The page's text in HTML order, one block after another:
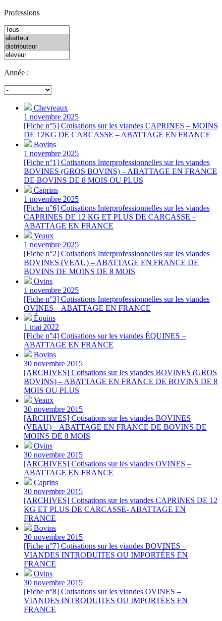
Professions
Année :
Chevreaux
1 novembre 2025
[Fiche n°5] Cotisations sur les viandes CAPRINES – MOINS
DE 12KG DE CARCASSE – ABATTAGE EN FRANCE
Bovins
1 novembre 2025
[Fiche n°1] Cotisations Interprofessionnelles sur les viandes
BOVINES (GROS BOVINS) – ABATTAGE EN FRANCE
DE BOVINS DE 8 MOIS OU PLUS
Caprins
1 novembre 2025
[Fiche n°6] Cotisations Interprofessionnelles sur les viandes
CAPRINES DE 12 KG ET PLUS DE CARCASSE –
ABATTAGE EN FRANCE
Veaux
1 novembre 2025
[Fiche n°2] Cotisations Interprofessionnelles sur les viandes
BOVINES (VEAU) – ABATTAGE EN FRANCE DE
BOVINS DE MOINS DE 8 MOIS
Ovins
1 novembre 2025
[Fiche n°3] Cotisations Interprofessionnelles sur les viandes
OVINES – ABATTAGE EN FRANCE
Équins
1 mai 2022
[Fiche n°4] Cotisations sur les viandes ÉQUINES –
ABATTAGE EN FRANCE
Bovins
30 novembre 2015
[ARCHIVES] Cotisations sur les viandes BOVINES (GROS
BOVINS) – ABATTAGE EN FRANCE DE BOVINS DE 8
MOIS OU PLUS
Veaux
30 novembre 2015
[ARCHIVES] Cotisations sur les viandes BOVINES
(VEAU) – ABATTAGE EN FRANCE DE BOVINS DE
MOINS DE 8 MOIS
Ovins
30 novembre 2015
[ARCHIVES] Cotisations sur les viandes OVINES –
ABATTAGE EN FRANCE
Caprins
30 novembre 2015
[ARCHIVES] Cotisations sur les viandes CAPRINES DE 12
KG ET PLUS DE CARCASSE- ABATTAGE EN
FRANCE
Bovins
30 novembre 2015
[Fiche n°7] Cotisations sur les viandes BOVINES –
VIANDES INTRODUITES OU IMPORTÉES EN
FRANCE
Ovins
30 novembre 2015
[Fiche n°8] Cotisations sur les viandes OVINES –
VIANDES INTRODUITES OU IMPORTÉES EN
FRANCE